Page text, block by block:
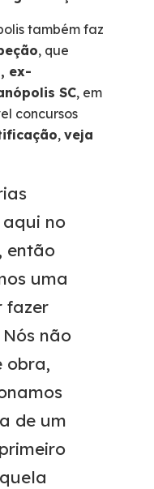
também faz
, que
ex-
SC, em
concursos
, veja
no
então
uma
fazer
Nós não
obra,
de um